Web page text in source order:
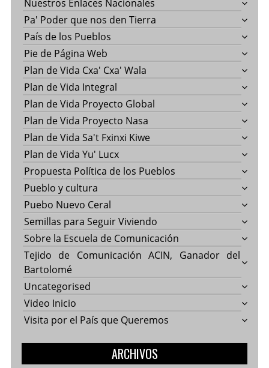
Nuestros Enlaces Nacionales
Pa' Poder que nos den Tierra
País de los Pueblos
Pie de Página Web
Plan de Vida Cxa' Cxa' Wala
Plan de Vida Integral
Plan de Vida Proyecto Global
Plan de Vida Proyecto Nasa
Plan de Vida Sa't Fxinxi Kiwe
Plan de Vida Yu' Lucx
Propuesta Política de los Pueblos
Pueblo y cultura
Puebo Nuevo Ceral
Semillas para Seguir Viviendo
Sobre la Escuela de Comunicación
Tejido de Comunicación ACIN, Ganador del
Bartolomé
Uncategorised
Video Inicio
Visita por el País que Queremos
ARCHIVOS